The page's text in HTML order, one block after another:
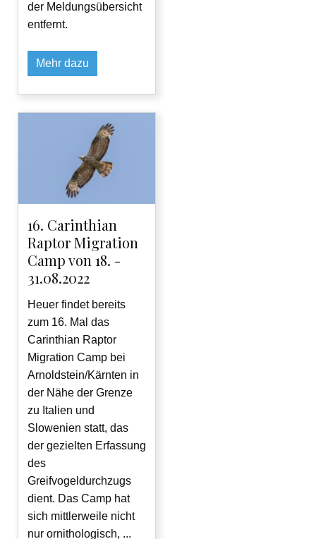
der Meldungsübersicht
entfernt.
Mehr dazu
16. Carinthian
Raptor Migration
Camp von 18. -
31.08.2022
Heuer findet bereits
zum 16. Mal das
Carinthian Raptor
Migration Camp bei
Arnoldstein/Kärnten in
der Nähe der Grenze
zu Italien und
Slowenien statt, das
der gezielten Erfassung
des
Greifvogeldurchzugs
dient. Das Camp hat
sich mittlerweile nicht
nur ornithologisch, ...